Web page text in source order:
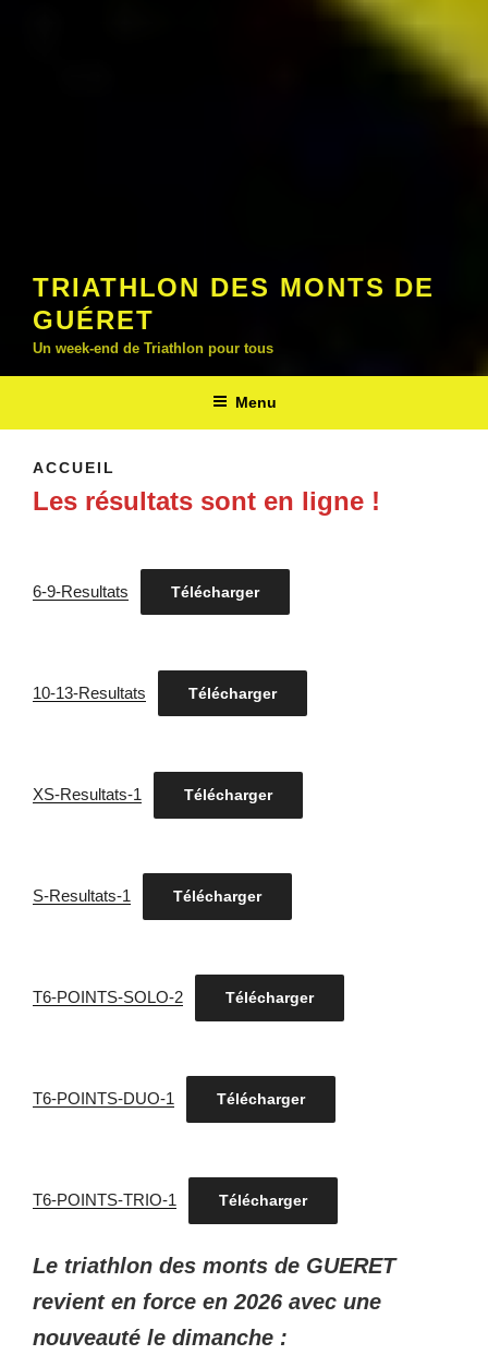
TRIATHLON DES MONTS DE
GUÉRET
Un week-end de Triathlon pour tous
Menu
ACCUEIL
Les résultats sont en ligne !
6-9-Resultats Télécharger
10-13-Resultats Télécharger
XS-Resultats-1 Télécharger
S-Resultats-1 Télécharger
T6-POINTS-SOLO-2 Télécharger
T6-POINTS-DUO-1 Télécharger
T6-POINTS-TRIO-1 Télécharger
Le triathlon des monts de GUERET
revient en force en 2026 avec une
nouveauté le dimanche :